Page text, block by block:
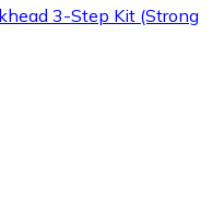
3-Step Kit (Strong